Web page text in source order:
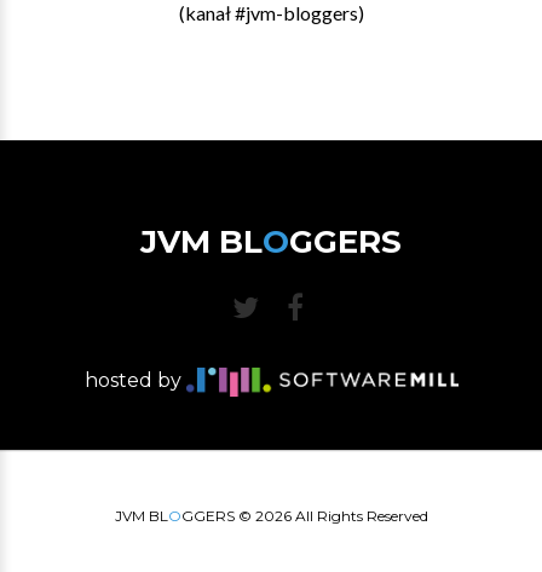
(kanał #jvm-bloggers)
JVM BLOGGERS
hosted by
JVM BLOGGERS © 2026All Rights Reserved